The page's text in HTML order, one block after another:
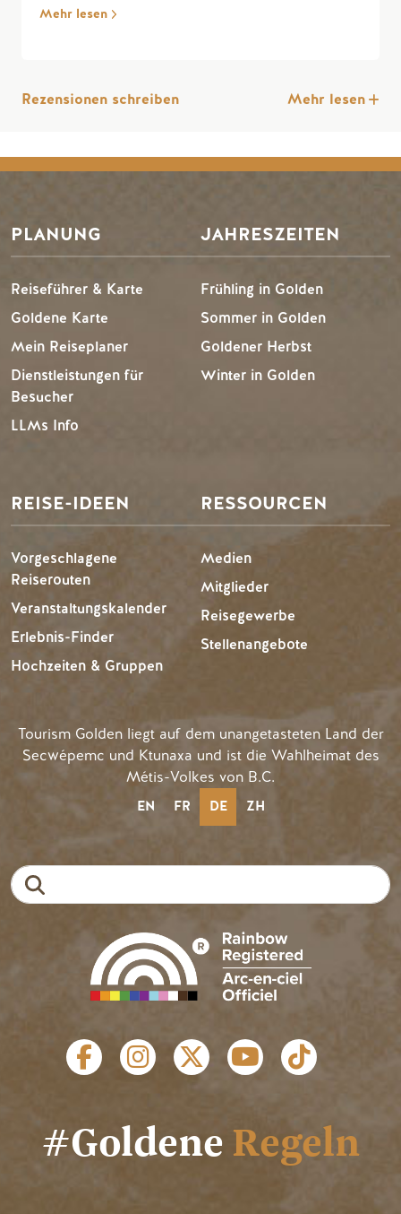
Mehr lesen
Rezensionen schreiben Mehr lesen
PLANUNG
Reiseführer & Karte
Goldene Karte
Mein Reiseplaner
Dienstleistungen für
Besucher
LLMs Info
JAHRESZEITEN
Frühling in Golden
Sommer in Golden
Goldener Herbst
Winter in Golden
REISE-IDEEN
Vorgeschlagene
Reiserouten
Veranstaltungskalender
Erlebnis-Finder
Hochzeiten & Gruppen
RESSOURCEN
Medien
Mitglieder
Reisegewerbe
Stellenangebote
Tourism Golden liegt auf dem unangetasteten Land der
Secwépemc und Ktunaxa und ist die Wahlheimat des
Métis-Volkes von B.C.
EN FR DE ZH
SOZIALE LINKS
#Goldene Regeln